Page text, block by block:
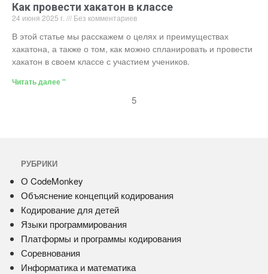
Как провести хакатон в классе
24 июня 2025 г. Без комментариев
В этой статье мы расскажем о целях и преимуществах
хакатона, а также о том, как можно спланировать и провести
хакатон в своем классе с участием учеников.
Читать далее "
5
РУБРИКИ
О CodeMonkey
Объяснение концепций кодирования
Кодирование для детей
Языки программирования
Платформы и программы кодирования
Соревнования
Информатика и математика